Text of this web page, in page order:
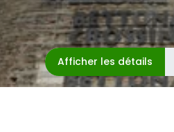
Afficher les détails